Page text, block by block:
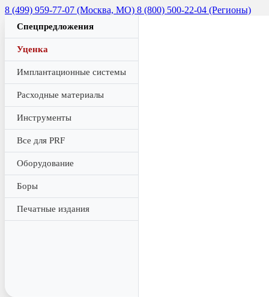
8 (499) 959-77-07 (Москва, МО) 8 (800) 500-22-04 (Регионы)
Спецпредложения
Уценка
Имплантационные системы
Расходные материалы
Инструменты
Все для PRF
Оборудование
Боры
Печатные издания